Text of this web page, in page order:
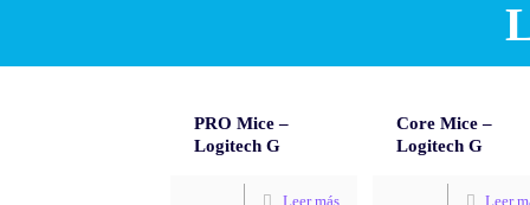
PRO Mice –
Logitech G
Leer más
Core Mice –
Logitech G
Leer